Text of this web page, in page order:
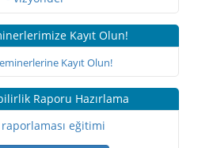
Kayıt Olun!
Raporu Hazırlama